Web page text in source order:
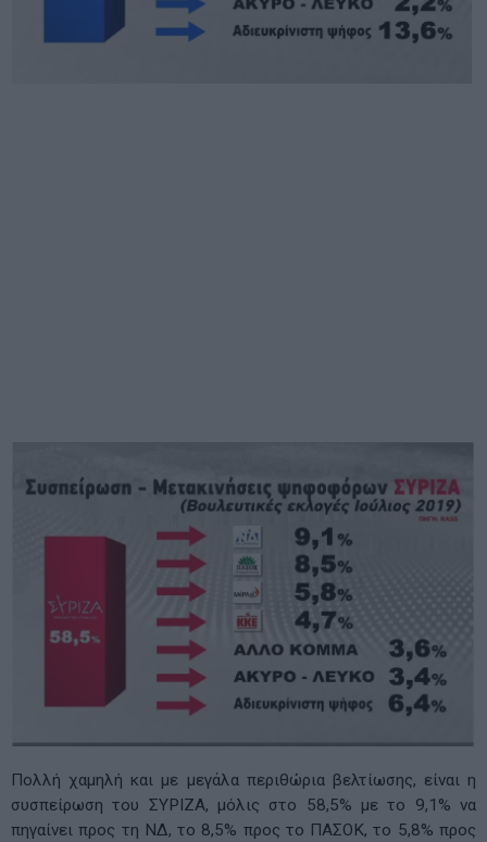
Πολλή χαμηλή και με μεγάλα περιθώρια βελτίωσης, είναι η
συσπείρωση του ΣΥΡΙΖΑ, μόλις στο 58,5% με το 9,1% να
πηγαίνει προς τη ΝΔ, το 8,5% προς το ΠΑΣΟΚ, το 5,8% προς